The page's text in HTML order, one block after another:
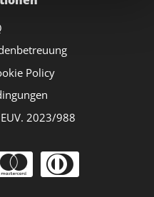
Policy
2023/988